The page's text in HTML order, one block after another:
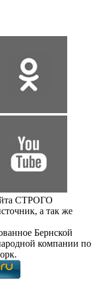
СТРОГО
а так же
Бернской
компании по